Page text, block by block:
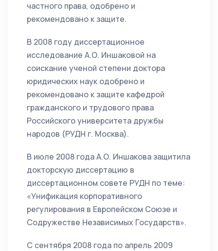
частного права, одобрено и
рекомендовано к защите.
В 2008 году диссертационное
исследование А.О. Иншаковой на
соискание ученой степени доктора
юридических наук одобрено и
рекомендовано к защите кафедрой
гражданского и трудового права
Российского университета дружбы
народов (РУДН г. Москва).
В июле 2008 года А.О. Иншакова защитила
докторскую диссертацию в
диссертационном совете РУДН по теме:
«Унификация корпоративного
регулирования в Европейском Союзе и
Содружестве Независимых Государств».
С сентября 2008 года по апрель 2009